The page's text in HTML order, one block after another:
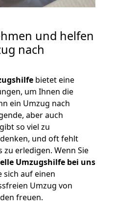
und helfen
nach
bietet eine
um Ihnen die
ein Umzug nach
aber auch
so viel zu
und oft fehlt
zu erledigen. Wenn Sie
Umzugshilfe bei uns
sich auf einen
Umzug von
freuen.